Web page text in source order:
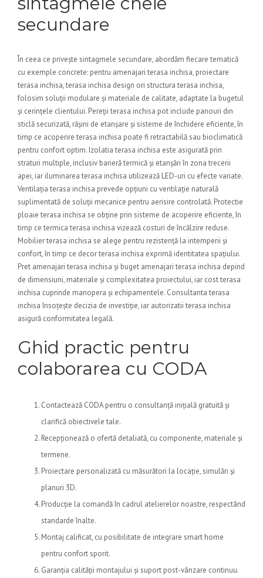
secundare
În ceea ce privește sintagmele secundare, abordăm fiecare tematică
cu exemple concrete: pentru amenajari terasa inchisa, proiectare
terasa inchisa, terasa inchisa design ori structura terasa inchisa,
folosim soluții modulare și materiale de calitate, adaptate la bugetul
și cerințele clientului. Pereții terasa inchisa pot include panouri din
sticlă securizată, rășini de etanșare și sisteme de închidere eficiente, în
timp ce acoperire terasa inchisa poate fi retractabilă sau bioclimatică
pentru confort optim. Izolatia terasa inchisa este asigurată prin
straturi multiple, inclusiv barieră termică și etanșări în zona trecerii
apei, iar iluminarea terasa inchisa utilizează LED-uri cu efecte variate.
Ventilația terasa inchisa prevede opțiuni cu ventilație naturală
suplimentată de soluții mecanice pentru aerisire controlată. Protectie
ploaie terasa inchisa se obține prin sisteme de acoperire eficiente, în
timp ce termica terasa inchisa vizează costuri de încălzire reduse.
Mobilier terasa inchisa se alege pentru rezistență la intemperii și
confort, în timp ce decor terasa inchisa exprimă identitatea spațiului.
Pret amenajari terasa inchisa și buget amenajari terasa inchisa depind
de dimensiuni, materiale și complexitatea proiectului, iar cost terasa
inchisa cuprinde manopera și echipamentele. Consultanta terasa
inchisa însoțește decizia de investiție, iar autorizatii terasa inchisa
asigură conformitatea legală.
Ghid practic pentru
colaborarea cu CODA
Contactează CODA pentru o consultanță inițială gratuită și
clarifică obiectivele tale.
Recepționează o ofertă detaliată, cu componente, materiale și
termene.
Proiectare personalizată cu măsurători la locație, simulări și
planuri 3D.
Producție la comandă în cadrul atelierelor noastre, respectând
standarde înalte.
Montaj calificat, cu posibilitate de integrare smart home
pentru confort sporit.
Garanția calității montajului și suport post-vânzare continuu.